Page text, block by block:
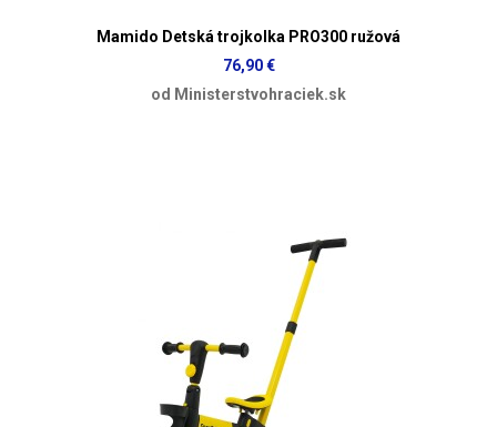
Mamido Detská trojkolka PRO300 ružová
76,90 €
od Ministerstvohraciek.sk